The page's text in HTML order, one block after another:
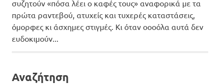
συζητούν «πόσα λέει ο καφές τους» αναφορικά με τα
πρώτα ραντεβού, ατυχείς και τυχερές καταστάσεις,
όμορφες κι άσχημες στιγμές. Κι όταν οοοόλα αυτά δεν
ευδοκιμούν...
Αναζήτηση